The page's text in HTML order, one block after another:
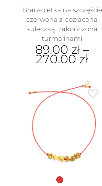
Bransoletka na szczęście
czerwona z pozłacaną
kuleczką, zakończona
turmalinami
89.00 zł–
270.00 zł
produkt
ma
wariantów.
stronie